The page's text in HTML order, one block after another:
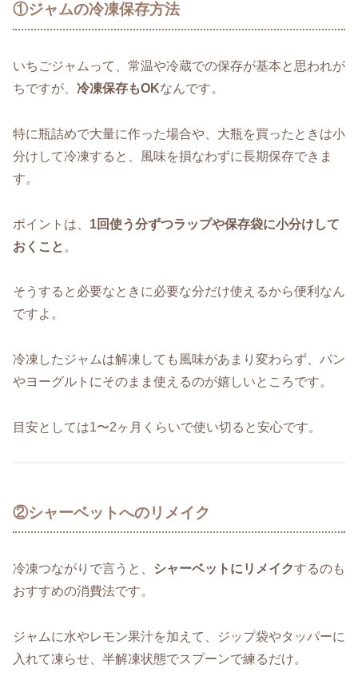
①ジャムの冷凍保存方法
いちごジャムって、常温や冷蔵での保存が基本と思われが
ちですが、 冷凍保存もOKなんです。
特に瓶詰めで大量に作った場合や、大瓶を買ったときは小
分けして冷凍すると、風味を損なわずに長期保存できま
す。
ポイントは、 1回使う分ずつラップや保存袋に小分けして
おくこと 。
そうすると必要なときに必要な分だけ使えるから便利なん
ですよ。
冷凍したジャムは解凍しても風味があまり変わらず、パン
やヨーグルトにそのまま使えるのが嬉しいところです。
目安としては1〜2ヶ月くらいで使い切ると安心です。
②シャーベットへのリメイク
冷凍つながりで言うと、 シャーベットにリメイクするのも
おすすめの消費法です。
ジャムに水やレモン果汁を加えて、ジップ袋やタッパーに
入れて凍らせ、半解凍状態でスプーンで練るだけ。